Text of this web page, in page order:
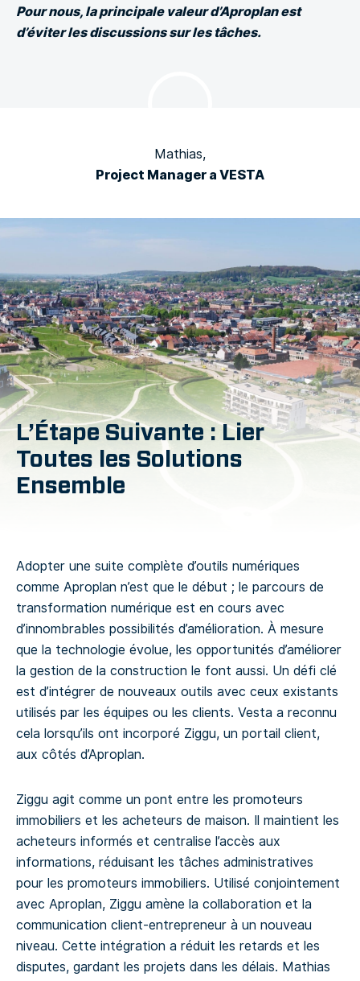
Pour nous, la principale valeur d’Aproplan est
d’éviter les discussions sur les tâches.
Mathias,
Project Manager a VESTA
L’Étape Suivante : Lier
Toutes les Solutions
Ensemble
Adopter une suite complète d’outils numériques
comme Aproplan n’est que le début ; le parcours de
transformation numérique est en cours avec
d’innombrables possibilités d’amélioration. À mesure
que la technologie évolue, les opportunités d’améliorer
la gestion de la construction le font aussi. Un défi clé
est d’intégrer de nouveaux outils avec ceux existants
utilisés par les équipes ou les clients. Vesta a reconnu
cela lorsqu’ils ont incorporé Ziggu, un portail client,
aux côtés d’Aproplan.
Ziggu agit comme un pont entre les promoteurs
immobiliers et les acheteurs de maison. Il maintient les
acheteurs informés et centralise l’accès aux
informations, réduisant les tâches administratives
pour les promoteurs immobiliers. Utilisé conjointement
avec Aproplan, Ziggu amène la collaboration et la
communication client-entrepreneur à un nouveau
niveau. Cette intégration a réduit les retards et les
disputes, gardant les projets dans les délais. Mathias